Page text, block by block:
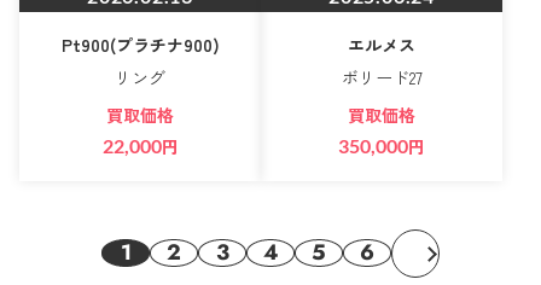
Pt900(プラチナ900)
リング
買取価格
22,000円
エルメス
ボリード27
買取価格
350,000円
1 2 3 4 5 6